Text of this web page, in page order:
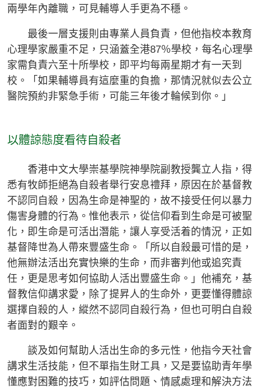
兩學年內離職，可見輔導人手更為不穩。
最後一層支援則由專業人員負責，但他指校本教育
心理學家嚴重不足，只涵蓋全港87％學校，每名心理學
家需負責六至十所學校，即平均每兩星期才有一天到
校。「如果輔導員有這麼重的負擔，那情況就似去公立
醫院預約非緊急手術，可能三年後才輪候到你。」
以體諒態度看待自殺者
香港中文大學崇基學院神學院副教授龔立人指，得
悉有牧師拒絕為自殺者舉行安息禮拜，原因在於基督教
不認同自殺，因為生命是神聖的，故不接受任何以暴力
傷害身體的行為。惟他表示，從信仰看到生命是可被聖
化，即生命是可活出潛能，讓人享受活着的情況，正如
基督降世為人帶來豐盛生命。「所以自殺最可惜的是，
他無辦法活出充實快樂的生命，而非審判他或追究責
任，更是思考如何協助人活出豐盛生命。」他補充，基
督教信仰講求愛，除了提昇人的生命外，更要懂得體諒
選擇自殺的人，縱然不認同自殺行為，但也可明白自殺
者面對的艱辛。
談及如何幫助人活出生命的多元性，他指今天社會
講求生活技能，但不單指生財工具，又是要協助青年學
懂應對困難的技巧，如評估問題、情感處理和解決方法